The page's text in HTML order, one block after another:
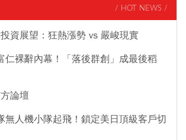
/ HOT NEWS /
資展望：狂熱漲勢 vs 嚴峻現實
仁裸辭內幕！「落後群創」成最後稻
論壇
無人機小隊起飛！鎖定美日頂級客戶切